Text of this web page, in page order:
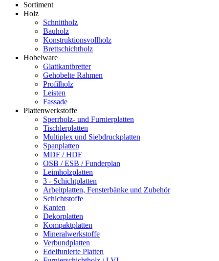
Sortiment
Holz
Schnittholz
Bauholz
Konstruktionsvollholz
Brettschichtholz
Hobelware
Glattkantbretter
Gehobelte Rahmen
Profilholz
Leisten
Fassade
Plattenwerkstoffe
Sperrholz- und Furnierplatten
Tischlerplatten
Multiplex und Siebdruckplatten
Spanplatten
MDF / HDF
OSB / ESB / Funderplan
Leimholzplatten
3 - Schichtplatten
Arbeitplatten, Fensterbänke und Zubehör
Schichtstoffe
Kanten
Dekorplatten
Kompaktplatten
Mineralwerkstoffe
Verbundplatten
Edelfunierte Platten